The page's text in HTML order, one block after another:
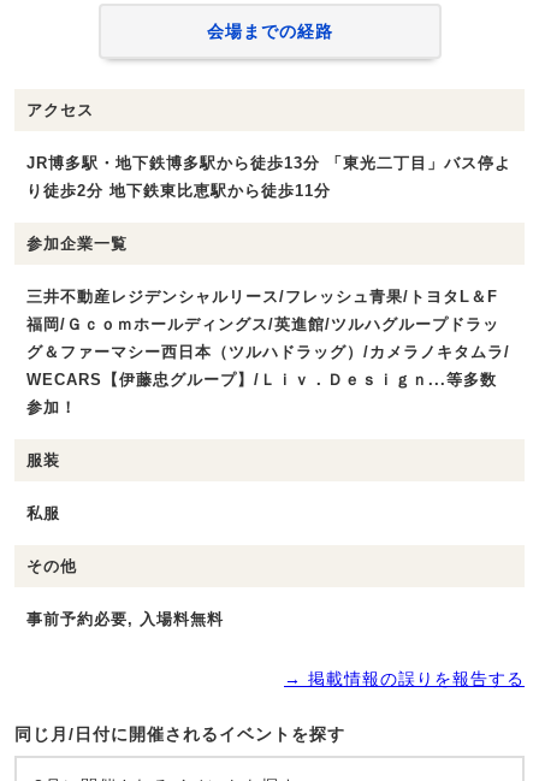
会場までの経路
アクセス
JR博多駅・地下鉄博多駅から徒歩13分 「東光二丁目」バス停よ
り徒歩2分 地下鉄東比恵駅から徒歩11分
参加企業一覧
三井不動産レジデンシャルリース/フレッシュ青果/トヨタL＆F
福岡/Ｇｃｏｍホールディングス/英進館/ツルハグループドラッ
グ＆ファーマシー西日本（ツルハドラッグ）/カメラノキタムラ/
WECARS【伊藤忠グループ】/Ｌｉｖ．Ｄｅｓｉｇｎ...等多数
参加！
服装
私服
その他
事前予約必要, 入場料無料
→ 掲載情報の誤りを報告する
同じ月/日付に開催されるイベントを探す